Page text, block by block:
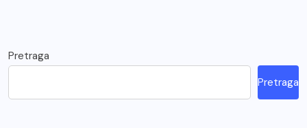
Pretraga
Pretraga